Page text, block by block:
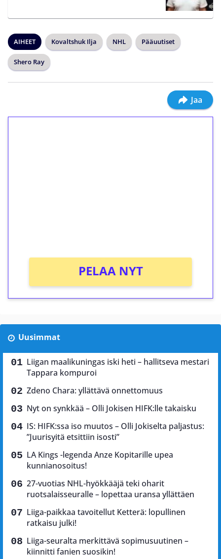
AIHEET Kovaltshuk Ilja NHL Pääuutiset
Shero Ray
Jaa
PELAA NYT
Uusimmat
Liigan maalikuningas iski heti – hallitseva mestari
Tappara kompuroi
Zdeno Chara: yllättävä onnettomuus
Nyt on synkkää – Olli Jokisen HIFK:lle takaisku
IS: HIFK:ssa iso muutos – Olli Jokiselta paljastus:
”Juurisyitä etsittiin isosti”
LA Kings -legenda Anze Kopitarille upea
kunnianosoitus!
27-vuotias NHL-hyökkääjä teki oharit
ruotsalaisseuralle – lopettaa uransa yllättäen
Liiga-paikkaa tavoitellut Ketterä: lopullinen
ratkaisu julki!
Liiga-seuralta merkittävä sopimusuutinen –
kiinnitti fanien suosikin!